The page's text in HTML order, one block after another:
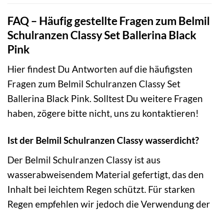
FAQ – Häufig gestellte Fragen zum Belmil
Schulranzen Classy Set Ballerina Black
Pink
Hier findest Du Antworten auf die häufigsten
Fragen zum Belmil Schulranzen Classy Set
Ballerina Black Pink. Solltest Du weitere Fragen
haben, zögere bitte nicht, uns zu kontaktieren!
Ist der Belmil Schulranzen Classy wasserdicht?
Der Belmil Schulranzen Classy ist aus
wasserabweisendem Material gefertigt, das den
Inhalt bei leichtem Regen schützt. Für starken
Regen empfehlen wir jedoch die Verwendung der